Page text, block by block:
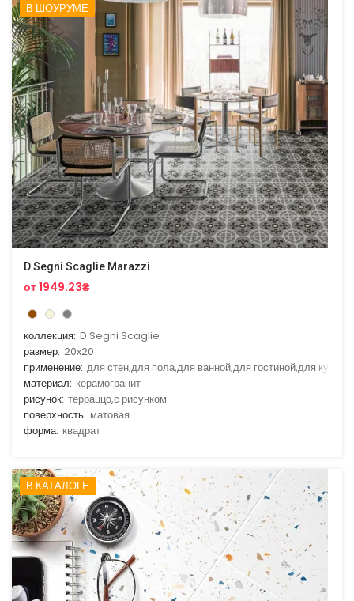
В ШОУРУМЕ
D Segni Scaglie Marazzi
от 1949.23₴
коллекция: D Segni Scaglie
размер: 20x20
применение: для стен,для пола,для ванной,для гостиной,для кухни
материал: керамогранит
рисунок: терраццо,с рисунком
поверхность: матовая
форма: квадрат
В КАТАЛОГЕ